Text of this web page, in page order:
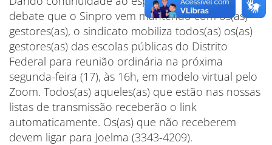
debate que o Sinpro vem mantendo com os(as)
gestores(as), o sindicato mobiliza todos(as) os(as)
gestores(as) das escolas públicas do Distrito
Federal para reunião ordinária na próxima
segunda-feira (17), às 16h, em modelo virtual pelo
Zoom. Todos(as) aqueles(as) que estão nas nossas
listas de transmissão receberão o link
automaticamente. Os(as) que não receberem
devem ligar para Joelma (3343-4209).